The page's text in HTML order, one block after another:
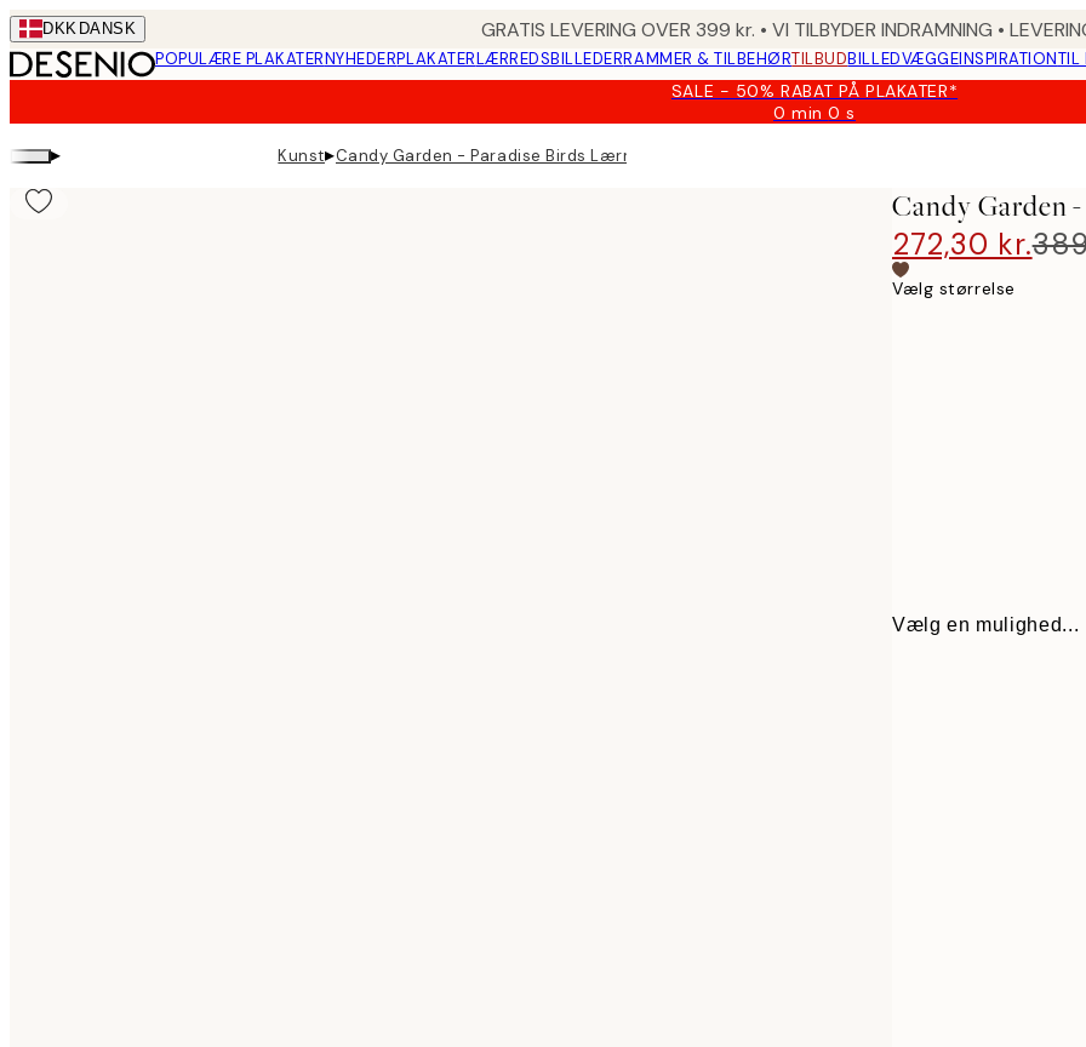
Skip
to
main
DKK DANSK GRATIS LEVERING OVER 399 kr. • VI TILBYDER INDRAMNING •
POPULÆRE PLAKATERNYHEDERPLAKATERLÆRREDSBILLEDERRAMMER & TILBEHØRTILBUDBILLEDVÆGGEINSPIRATIONTIL
SALE - 50% RABAT PÅ PLAKATER*
0 min0 s
Gyldig
▸ Kunst▸Candy Garden - Paradise Birds Lærred
Candy Garden
272,30 kr.
Vælg størrelse
Vælg en mulighed...